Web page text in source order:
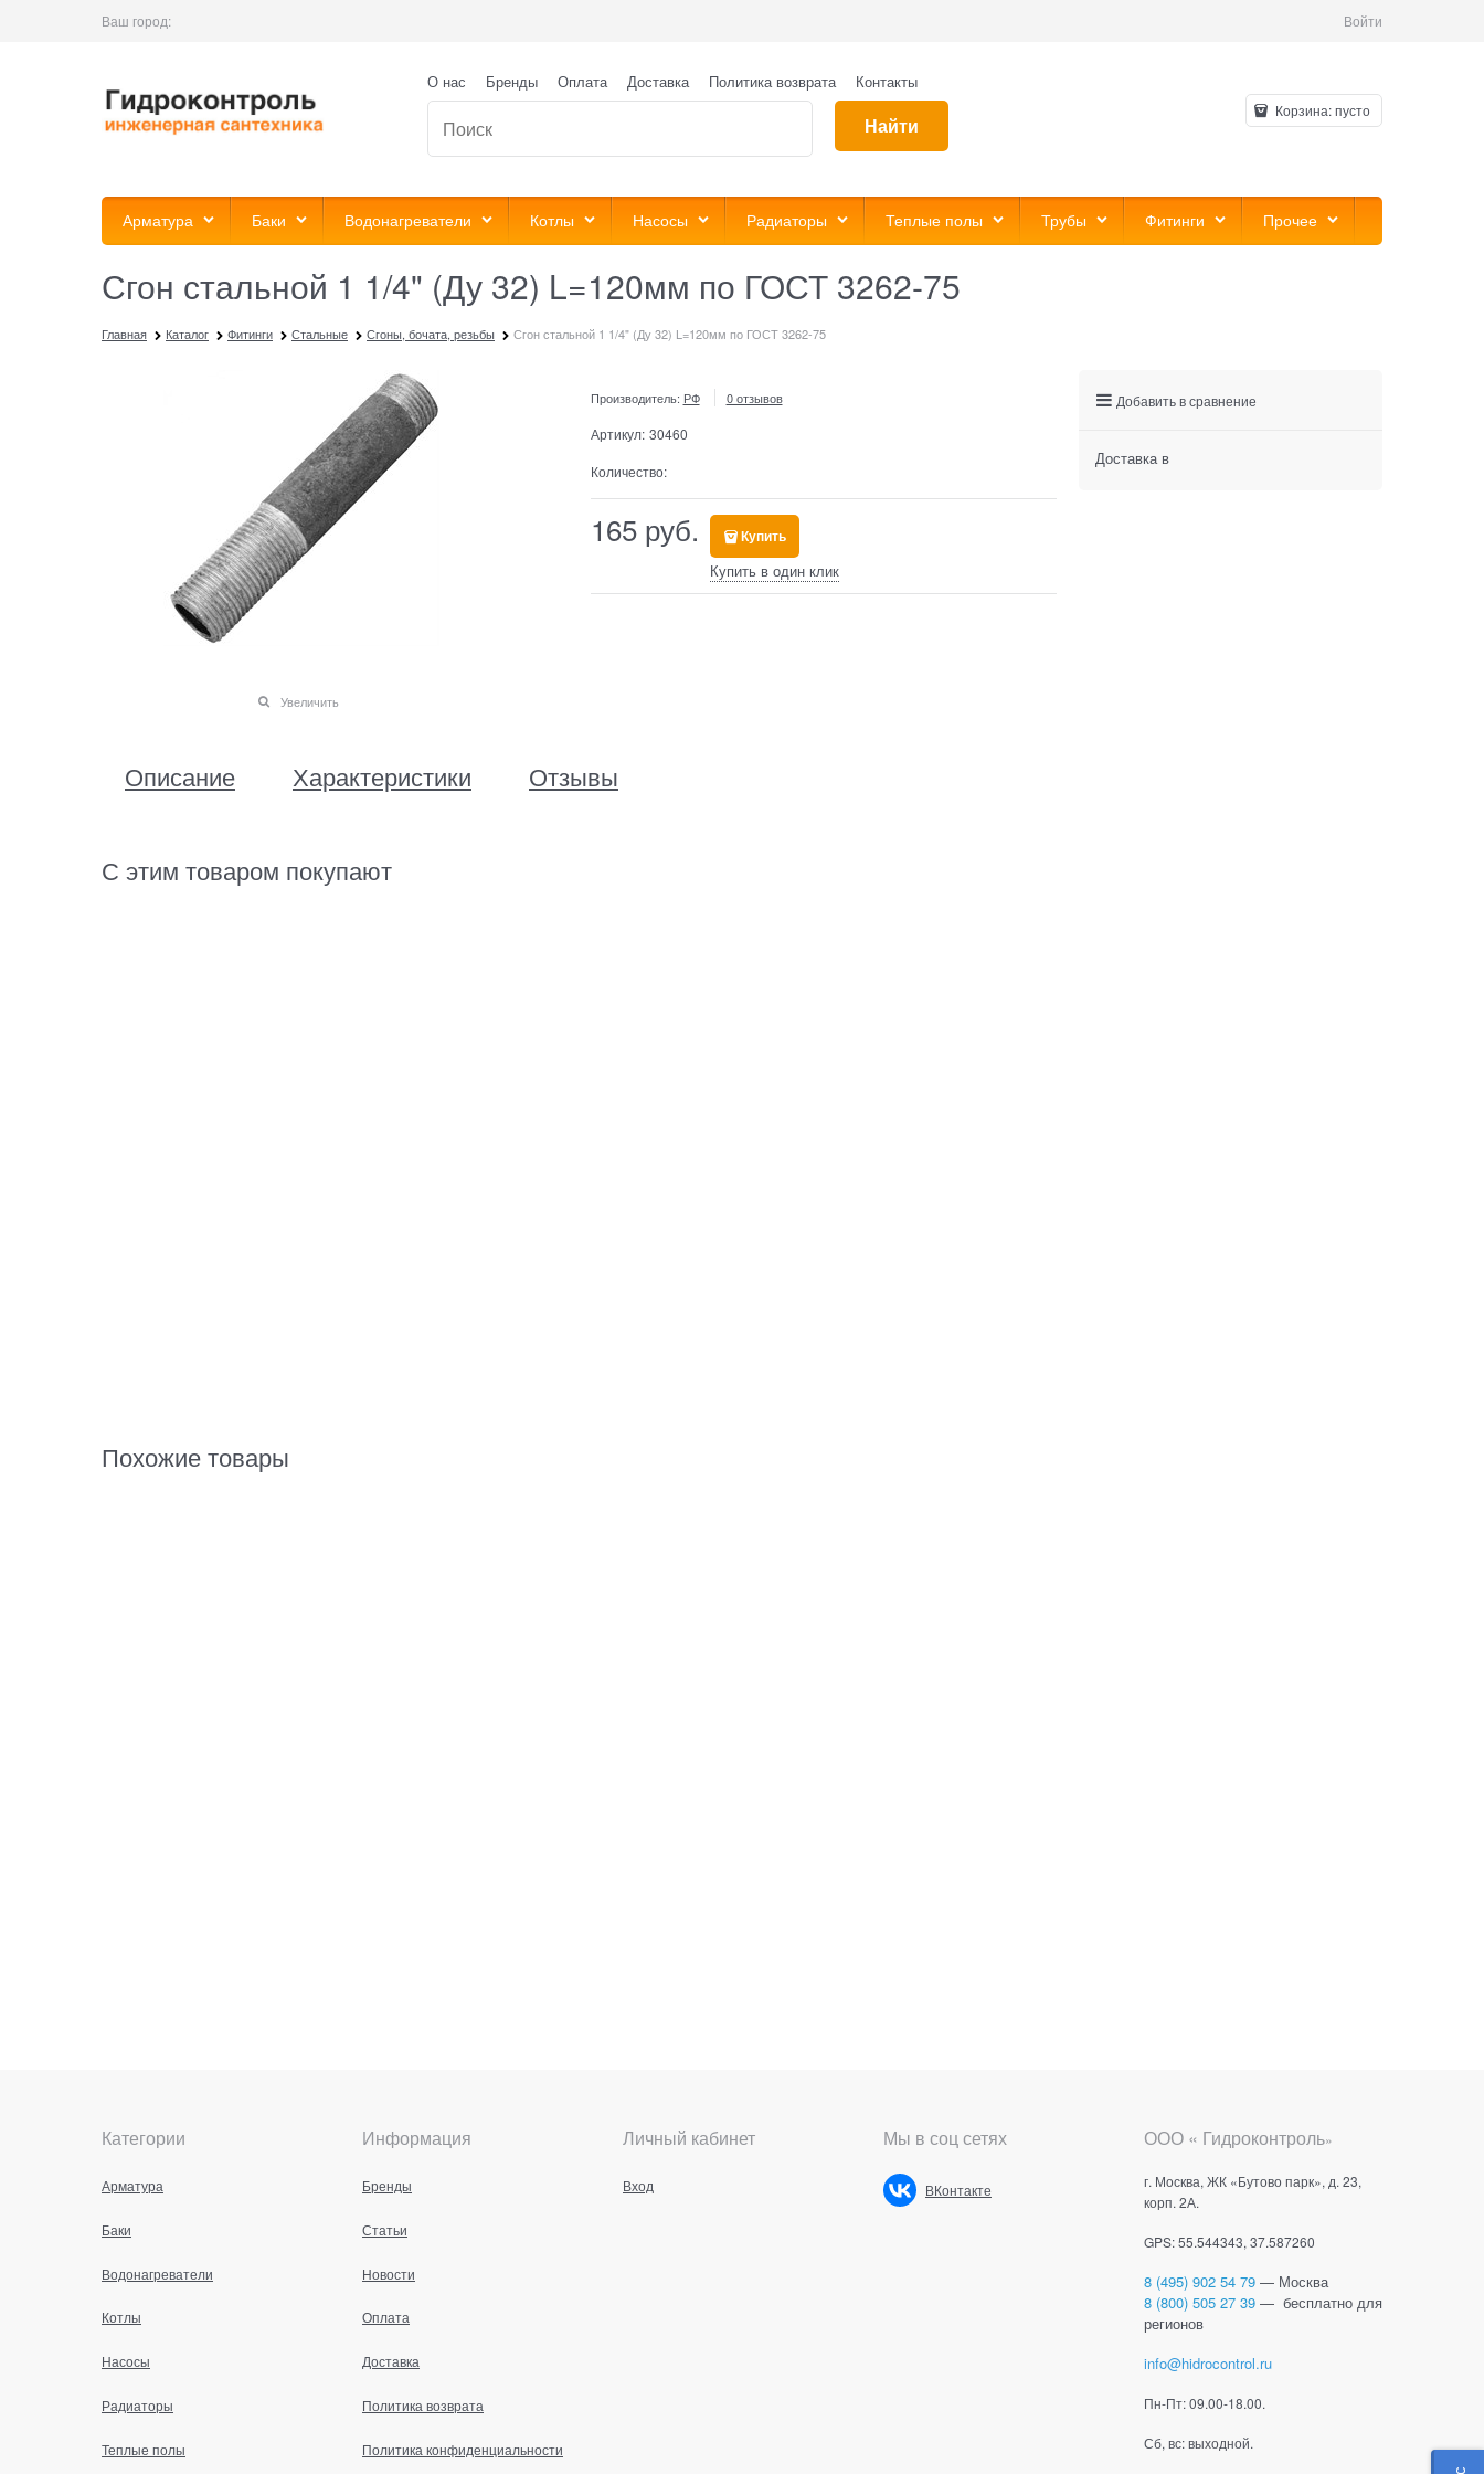
Ваш город: Войти
О нас Бренды Оплата Доставка Политика возврата Контакты
Найти
Корзина:пусто
Арматура Баки Водонагреватели Котлы Насосы Радиаторы Теплые полы Трубы Фитинги Прочее
Сгон стальной 1 1/4" (Ду 32) L=120мм по ГОСТ 3262-75
Главная Каталог Фитинги Стальные Сгоны, бочата, резьбы Сгон стальной 1 1/4" (Ду 32) L=120мм по ГОСТ 3262-75
Увеличить
Производитель: РФ 0 отзывов
Артикул: 30460
Количество:
165 руб. Купить
Купить в один клик
Описание Характеристики Отзывы
С этим товаром покупают
Похожие товары
Добавить в сравнение
Доставка в
Категории
Арматура
Баки
Водонагреватели
Котлы
Насосы
Радиаторы
Теплые полы
Информация
Бренды
Статьи
Новости
Оплата
Доставка
Политика возврата
Политика конфиденциальности
Личный кабинет
Вход
Мы в соц сетях
ВКонтакте
ООО « Гидроконтроль»
г. Москва, ЖК «Бутово парк», д. 23,
корп. 2А.
GPS: 55.544343, 37.587260
8 (495) 902 54 79 — Москва
8 (800) 505 27 39 — бесплатно для
регионов
info@hidrocontrol.ru
Пн-Пт: 09.00-18.00.
Сб, вс: выходной.